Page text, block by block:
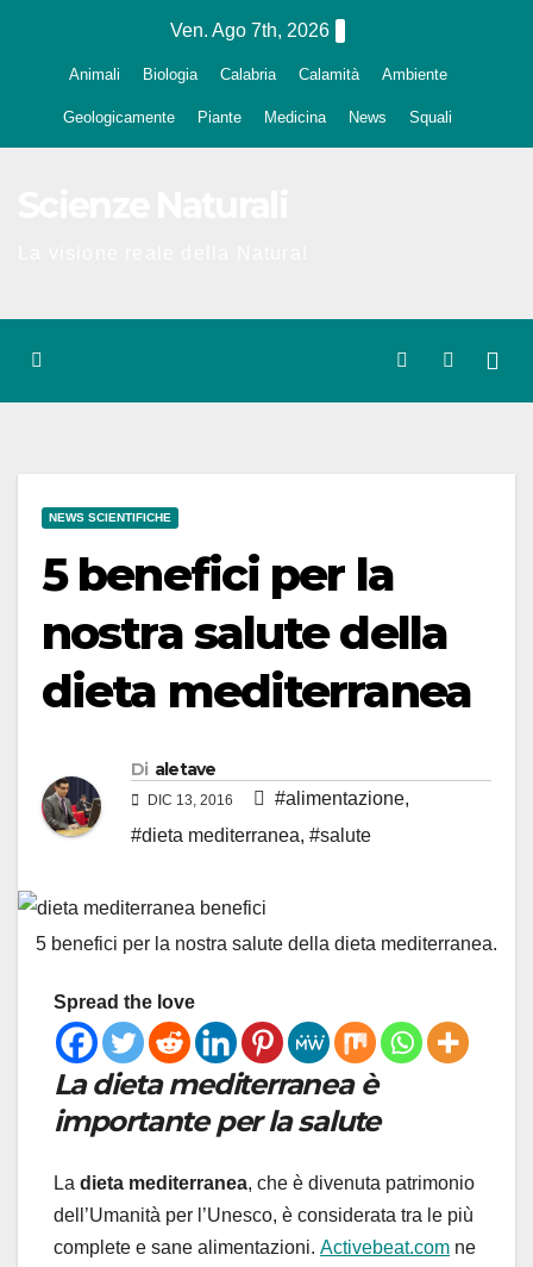
Ven. Ago 7th, 2026
Animali Biologia Calabria Calamità Ambiente
Geologicamente Piante Medicina News Squali
NEWS SCIENTIFICHE
5 benefici per la
nostra salute della
dieta mediterranea
Di aletave
DIC 13, 2016 #alimentazione,
#dieta mediterranea, #salute
5 benefici per la nostra salute della dieta mediterranea.
Spread the love
La dieta mediterranea è
importante per la salute
La dieta mediterranea, che è divenuta patrimonio
dell’Umanità per l’Unesco, è considerata tra le più
complete e sane alimentazioni. Activebeat.com ne